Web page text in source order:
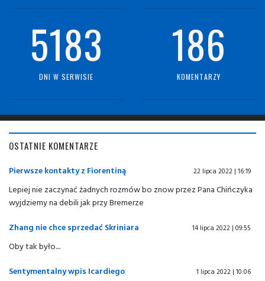
5183
DNI W SERWISIE
186
KOMENTARZY
OSTATNIE KOMENTARZE
Pierwsze kontakty z Fiorentiną 22 lipca 2022 | 16:19
Lepiej nie zaczynać żadnych rozmów bo znow przez Pana Chińczyka
wyjdziemy na debili jak przy Bremerze
Zhang nie chce sprzedać Skriniara
14 lipca 2022 | 09:55
Oby tak było....
Sentymentalny wpis Icardiego
1 lipca 2022 | 10:06